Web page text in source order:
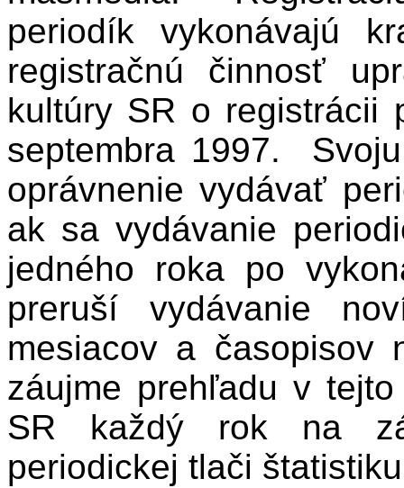
periodík vykonávajú
registračnú činnosť
kultúry SR o registrácii
septembra 1997.
oprávnenie vydávať
ak sa vydávanie
jedného roka po
preruší vydávanie
mesiacov a
záujme prehľadu v
SR každý rok na
periodickej tlači